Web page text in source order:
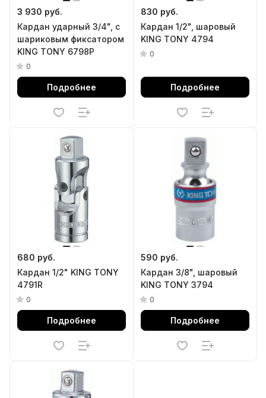
3 930 руб.
Кардан ударный 3/4", с
шариковым фиксатором
KING TONY 6798P
0
Подробнее
830 руб.
Кардан 1/2", шаровый
KING TONY 4794
0
Подробнее
680 руб.
Кардан 1/2" KING TONY
4791R
0
Подробнее
590 руб.
Кардан 3/8", шаровый
KING TONY 3794
0
Подробнее